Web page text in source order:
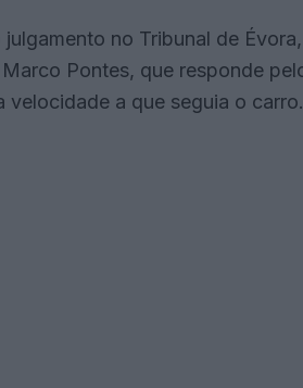
julgamento no Tribunal de
Pontes, que responde
velocidade a que seguia o carro.